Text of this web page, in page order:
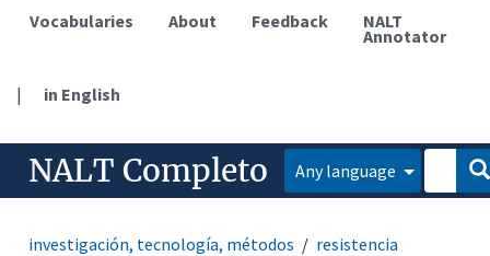
Vocabularies About Feedback NALT
Annotator
| in English
NALT Completo Any language
investigación, tecnología, métodos
resistencia